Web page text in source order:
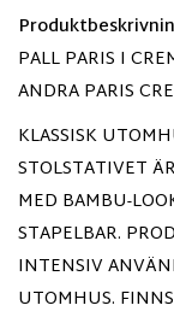
PALL PARIS I
ANDRA PARIS
KLASSISK
STOLSTATIVET
MED BAMBU-
STAPELBAR.
INTENSIV
UTOMHUS.